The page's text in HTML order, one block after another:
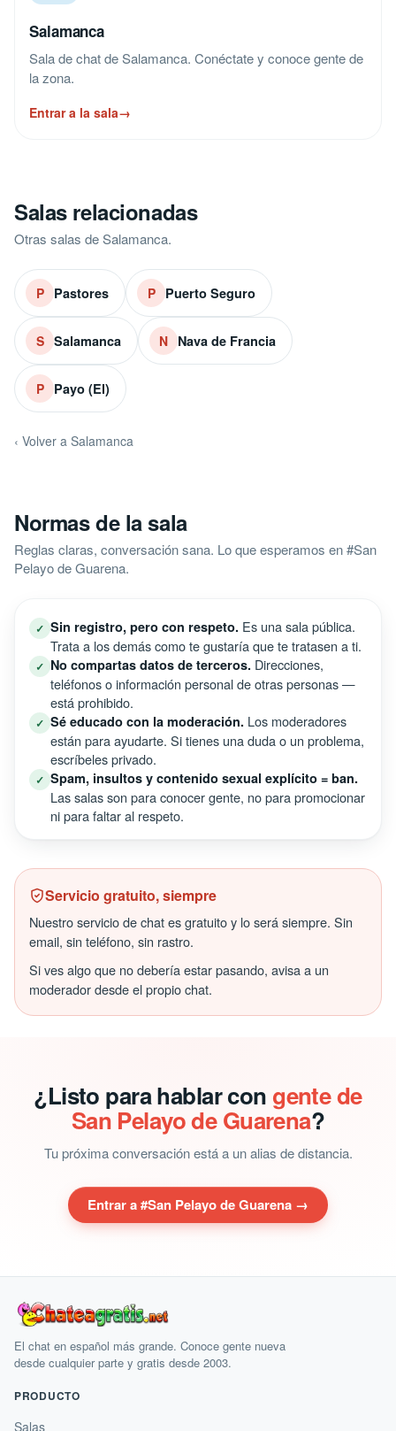
Salamanca
Sala de chat de Salamanca. Conéctate y conoce gente de
la zona.
Entrar a la sala→
Salas relacionadas
Otras salas de Salamanca.
P Pastores P Puerto Seguro
S Salamanca N Nava de Francia
P Payo (El)
‹ Volver a Salamanca
Normas de la sala
Reglas claras, conversación sana. Lo que esperamos en #San
Pelayo de Guarena.
✓ Sin registro, pero con respeto. Es una sala pública.
Trata a los demás como te gustaría que te tratasen a ti.
✓ No compartas datos de terceros. Direcciones,
teléfonos o información personal de otras personas —
está prohibido.
✓ Sé educado con la moderación. Los moderadores
están para ayudarte. Si tienes una duda o un problema,
escríbeles privado.
✓ Spam, insultos y contenido sexual explícito = ban.
Las salas son para conocer gente, no para promocionar
ni para faltar al respeto.
Servicio gratuito, siempre
Nuestro servicio de chat es gratuito y lo será siempre. Sin
email, sin teléfono, sin rastro.
Si ves algo que no debería estar pasando, avisa a un
moderador desde el propio chat.
¿Listo para hablar con gente de
San Pelayo de Guarena?
Tu próxima conversación está a un alias de distancia.
Entrar a #San Pelayo de Guarena →
El chat en español más grande. Conoce gente nueva
desde cualquier parte y gratis desde 2003.
PRODUCTO
Salas